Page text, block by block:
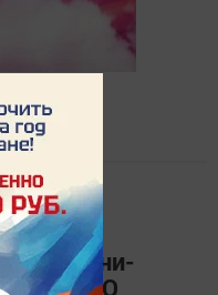
по мини-
в СВО